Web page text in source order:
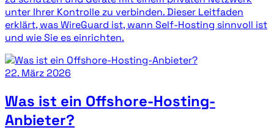
unter Ihrer Kontrolle zu verbinden. Dieser Leitfaden
erklärt, was WireGuard ist, wann Self-Hosting sinnvoll ist
und wie Sie es einrichten.
22. März 2026
Was ist ein Offshore-Hosting-
Anbieter?